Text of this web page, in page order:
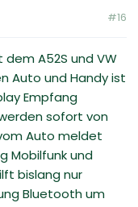
#16
A52S und VW
Auto und Handy ist
Empfang
sofort von
Auto meldet
Mobilfunk und
bislang nur
Bluetooth um